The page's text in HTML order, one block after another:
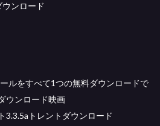
ンロード
ルをすべて1つの無料ダウンロードで
ウンロード映画
3.3.5aトレントダウンロード